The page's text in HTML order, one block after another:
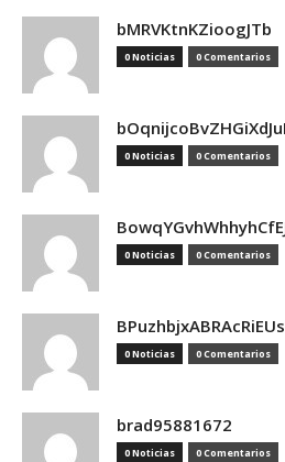
bMRVKtnKZioogJTb
0 Noticias 0 Comentarios
0 Noticias 0 Comentarios
0 Noticias 0 Comentarios
0 Noticias 0 Comentarios
brad95881672
0 Noticias 0 Comentarios